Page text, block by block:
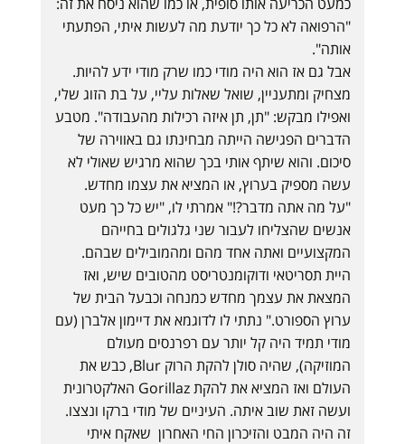
"הרפואה לא כל כך יודעת מה לעשות איתי, הפתעתי
אותה".
אבל גם אז הוא היה מודי כמו שרק מודי ידע להיות.
מצחיק ומתעניין, שואל שאלות עליי, על בת הזוג שלי,
ואפילו מבקש: "תן, תן איזה רכילות מהעבודה". מטבע
הדברים הפגישה הייתה מבחינתו גם באווירה של
סיכום. והוא שיתף אותי בכך שהוא מרגיש שאולי לא
עשה מספיק בערוץ, או המציא את עצמו מחדש.
"על מה אתה מדבר?!" אמרתי לו, "יש כל כך מעט
אנשים שהצליחו לעבור שני גלגולים בחייהם
המקצועיים ואתה אחד מהם ומהמובילים שבהם.
היית תסריטאי ודוקומנטריסט מהטובים שיש, ואז
המצאת את עצמך מחדש כמנחה וכבעל הבית של
ערוץ הספורט." נתתי לו לדוגמא את דיימון אלברן (עם
מודי תמיד היה קל יותר עם רפרנסים מעולם
המוזיקה), שהיה סולן להקת הרוק Blur, כבש את
העולם ואז המציא את להקת Gorillaz האלקטרונית
ועשה זאת שוב איתה. העיניים של מודי ברקו ונצצו.
זה היה המבט והזיכרון החי האחרון שאקח איתי